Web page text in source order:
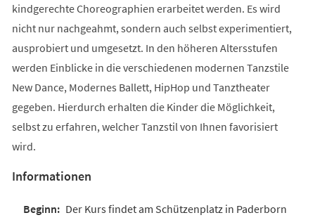
kindgerechte Choreographien erarbeitet werden. Es wird
nicht nur nachgeahmt, sondern auch selbst experimentiert,
ausprobiert und umgesetzt. In den höheren Altersstufen
werden Einblicke in die verschiedenen modernen Tanzstile
New Dance, Modernes Ballett, HipHop und Tanztheater
gegeben. Hierdurch erhalten die Kinder die Möglichkeit,
selbst zu erfahren, welcher Tanzstil von Ihnen favorisiert
wird.
Informationen
Der Kurs findet am Schützenplatz in Paderborn